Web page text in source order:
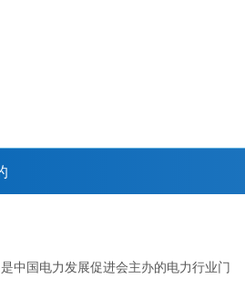
中国电力发展促进会主办的电力行业门